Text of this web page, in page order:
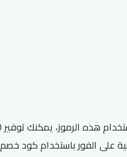
على الفور باستخدام كود